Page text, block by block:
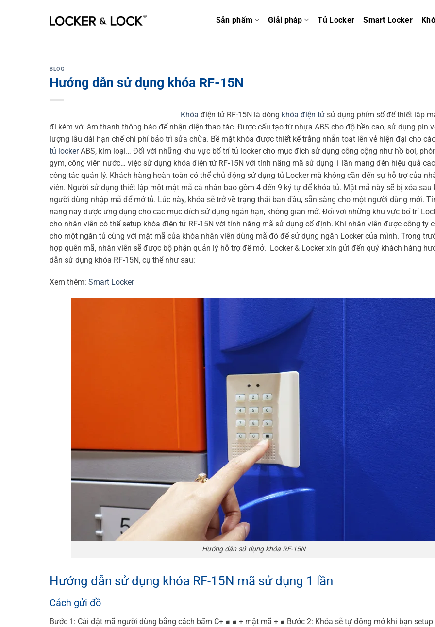
Sản phẩm Giải pháp Tủ Locker Smart Locker
BLOG
Hướng dẫn sử dụng khóa RF-15N
Khóa điện tử RF-15N là dòng khóa điện tử sử dụng phím số để thiết lập
đi kèm với âm thanh thông báo để nhận diện thao tác. Được cấu tạo từ nhựa ABS cho độ bền cao, sử dụng pin
lượng lâu dài hạn chế chi phí bảo trì sửa chữa. Bề mặt khóa được thiết kế trắng nhẵn toát lên vẻ hiện đại cho
tủ lockerABS, kim loại… Đối với những khu vực bố trí tủ locker cho mục đích sử dụng công cộng như hồ bơi,
gym, công viên nước… việc sử dụng khóa điện tử RF-15N với tính năng mã sử dụng 1 lần mang đến hiệu quả
công tác quản lý. Khách hàng hoàn toàn có thể chủ động sử dụng tủ Locker mà không cần đến sự hỗ trợ của
viên. Người sử dụng thiết lập một mật mã cá nhân bao gồm 4 đến 9 ký tự để khóa tủ. Mật mã này sẽ bị xóa sau
người dùng nhập mã để mở tủ. Lúc này, khóa sẽ trở về trạng thái ban đầu, sẵn sàng cho một người dùng mới.
năng này được ứng dụng cho các mục đích sử dụng ngắn hạn, không gian mở. Đối với những khu vực bố trí
cho nhân viên có thể setup khóa điện tử RF-15N với tính năng mã sử dụng cố định. Khi nhân viên được công ty
cho một ngăn tủ cùng với mật mã của khóa nhân viên dùng mã đó để sử dụng ngăn Locker của mình. Trong
hợp quên mã, nhân viên sẽ được bộ phận quản lý hỗ trợ để mở. Locker & Locker xin gửi đến quý khách hàng
dẫn sử dụng khóa RF-15N, cụ thể như sau:
Xem thêm: Smart Locker
Hướng dẫn sử dụng khóa RF-15N
Hướng dẫn sử dụng khóa RF-15N mã sử dụng 1 lần
Cách gửi đồ
Bước 1: Cài đặt mã người dùng bằng cách bấm C+ ■ ■ + mật mã + ■ Bước 2: Khóa sẽ tự động mở khi bạn